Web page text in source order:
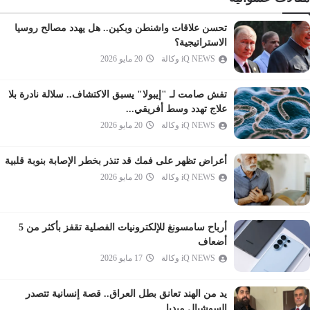
الحاقة
المعارج
نوح
الجن
المزمل
المدثر
القيامة
المرسلات
النبأ
عبس
التكوير
الانفطار
المطففين
تحسن علاقات واشنطن وبكين.. هل يهدد مصالح روسيا
الاستراتيجية؟
iQ NEWS وكالة 20 مايو 2026
تفش صامت لـ "إيبولا" يسبق الاكتشاف.. سلالة نادرة بلا
علاج تهدد وسط أفريقي...
iQ NEWS وكالة 20 مايو 2026
أعراض تظهر على فمك قد تنذر بخطر الإصابة بنوبة قلبية
iQ NEWS وكالة 20 مايو 2026
أرباح سامسونغ للإلكترونيات الفصلية تقفز بأكثر من 5
أضعاف
iQ NEWS وكالة 17 مايو 2026
يد من الهند تعانق بطل العراق.. قصة إنسانية تتصدر